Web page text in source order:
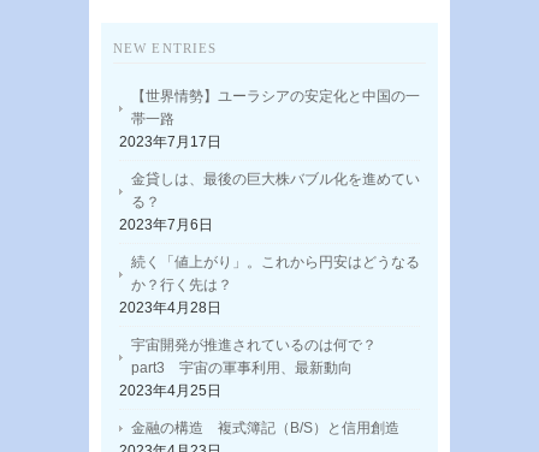
NEW ENTRIES
【世界情勢】ユーラシアの安定化と中国の一
帯一路
2023年7月17日
金貸しは、最後の巨大株バブル化を進めてい
る？
2023年7月6日
続く「値上がり」。これから円安はどうなる
か？行く先は？
2023年4月28日
宇宙開発が推進されているのは何で？
part3 宇宙の軍事利用、最新動向
2023年4月25日
金融の構造 複式簿記（B/S）と信用創造